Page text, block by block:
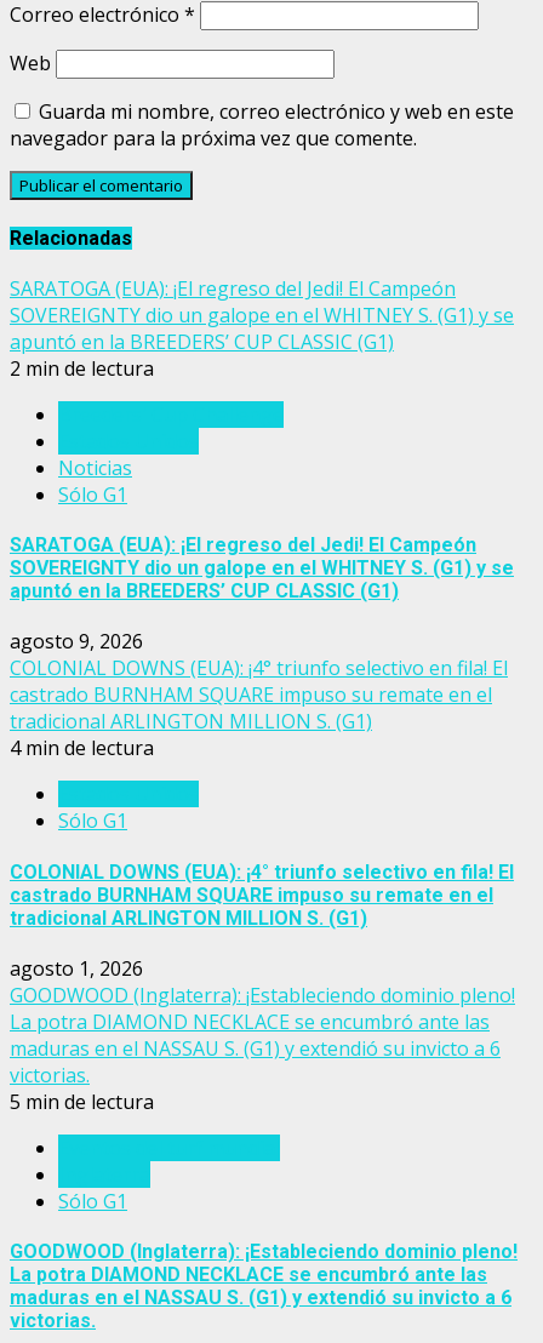
Correo electrónico *
Web
Guarda mi nombre, correo electrónico y web en este
navegador para la próxima vez que comente.
Relacionadas
SARATOGA (EUA): ¡El regreso del Jedi! El Campeón
SOVEREIGNTY dio un galope en el WHITNEY S. (G1) y se
apuntó en la BREEDERS’ CUP CLASSIC (G1)
2 min de lectura
Noticias
Sólo G1
SARATOGA (EUA): ¡El regreso del Jedi! El Campeón
SOVEREIGNTY dio un galope en el WHITNEY S. (G1) y se
apuntó en la BREEDERS’ CUP CLASSIC (G1)
agosto 9, 2026
COLONIAL DOWNS (EUA): ¡4° triunfo selectivo en fila! El
castrado BURNHAM SQUARE impuso su remate en el
tradicional ARLINGTON MILLION S. (G1)
4 min de lectura
Sólo G1
COLONIAL DOWNS (EUA): ¡4° triunfo selectivo en fila! El
castrado BURNHAM SQUARE impuso su remate en el
tradicional ARLINGTON MILLION S. (G1)
agosto 1, 2026
GOODWOOD (Inglaterra): ¡Estableciendo dominio pleno!
La potra DIAMOND NECKLACE se encumbró ante las
maduras en el NASSAU S. (G1) y extendió su invicto a 6
victorias.
5 min de lectura
Sólo G1
GOODWOOD (Inglaterra): ¡Estableciendo dominio pleno!
La potra DIAMOND NECKLACE se encumbró ante las
maduras en el NASSAU S. (G1) y extendió su invicto a 6
victorias.